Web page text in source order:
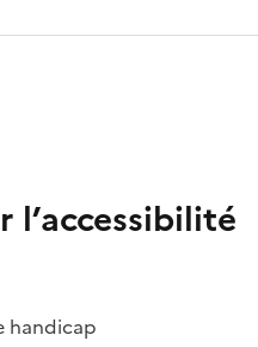
handicap